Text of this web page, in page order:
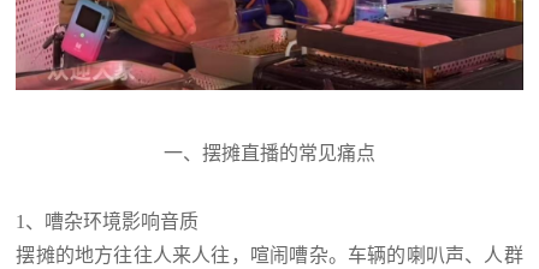
一、摆摊直播的常见痛点
1、嘈杂环境影响音质
摆摊的地方往往人来人往，喧闹嘈杂。车辆的喇叭声、人群